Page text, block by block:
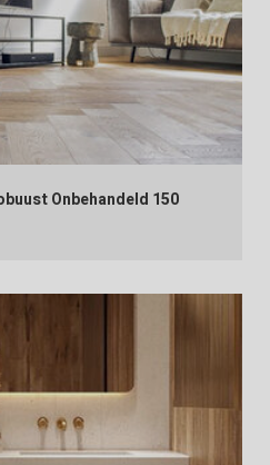
Onbehandeld 150